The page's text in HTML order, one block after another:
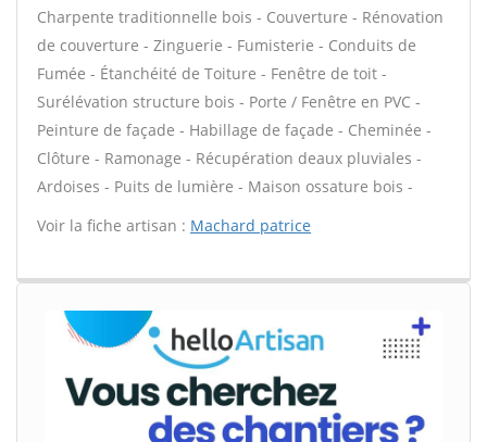
Charpente traditionnelle bois - Couverture - Rénovation
de couverture - Zinguerie - Fumisterie - Conduits de
Fumée - Étanchéité de Toiture - Fenêtre de toit -
Surélévation structure bois - Porte / Fenêtre en PVC -
Peinture de façade - Habillage de façade - Cheminée -
Clôture - Ramonage - Récupération deaux pluviales -
Ardoises - Puits de lumière - Maison ossature bois -
Voir la fiche artisan : Machard patrice